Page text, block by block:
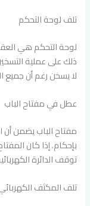
تلف لوحة التحكم
لوحة التحكم هي
لا يسخن رغم أن جميع
عطل في مفتاح الباب
مفتاح الباب يضمن أن
توقف الدائرة
تلف المكثف